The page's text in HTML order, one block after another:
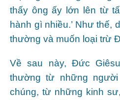
thấy ông ấy lớn lên từ
hành gì nhiều.’ Như thế,
thường và muốn loại trừ
Về sau này, Đức
thường từ những
chúng, từ những kinh